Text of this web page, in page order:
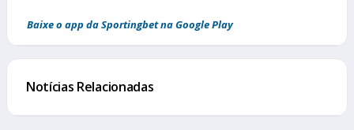
Baixe o app da Sportingbet na Google Play
Notícias Relacionadas